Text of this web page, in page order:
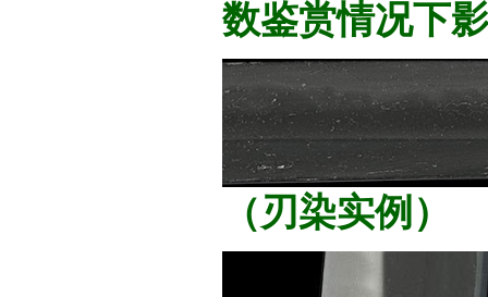
数鉴赏情况下
（刃染实例）